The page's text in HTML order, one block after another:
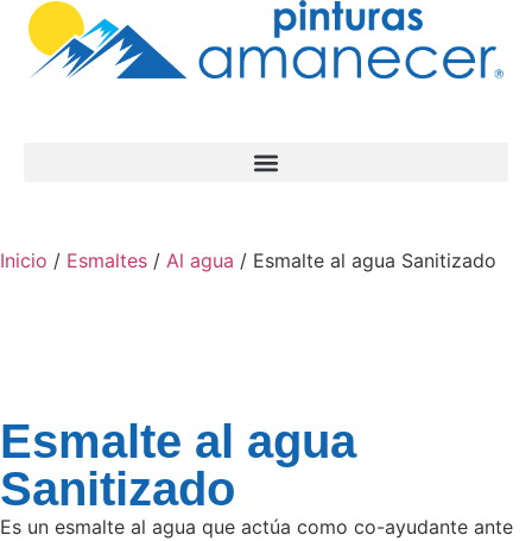
Inicio / Esmaltes / Al agua / Esmalte al agua Sanitizado
Esmalte al agua
Sanitizado
Es un esmalte al agua que actúa como co-ayudante ante